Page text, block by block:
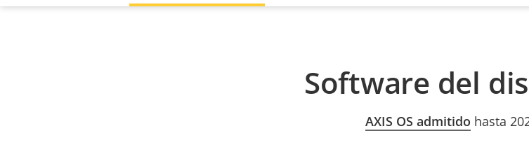
Software del
AXIS OS admitido hasta